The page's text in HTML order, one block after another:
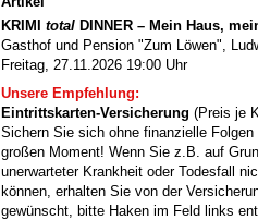
KRIMI total DINNER – Mein Haus,
Gasthof und Pension "Zum Löwen",
Freitag, 27.11.2026 19:00 Uhr
Unsere Empfehlung:
Eintrittskarten-Versicherung (Preis je
Sichern Sie sich ohne finanzielle
großen Moment! Wenn Sie z.B. auf
unerwarteter Krankheit oder Todesfall
können, erhalten Sie von der
gewünscht, bitte Haken im Feld links